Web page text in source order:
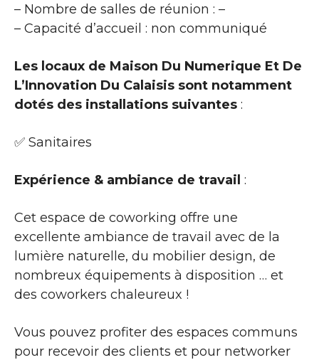
– Nombre de salles de réunion : –
– Capacité d’accueil : non communiqué
Les locaux de Maison Du Numerique Et De
L’Innovation Du Calaisis sont notamment
dotés des installations suivantes :
✅ Sanitaires
Expérience & ambiance de travail :
Cet espace de coworking offre une
excellente ambiance de travail avec de la
lumière naturelle, du mobilier design, de
nombreux équipements à disposition … et
des coworkers chaleureux !
Vous pouvez profiter des espaces communs
pour recevoir des clients et pour networker